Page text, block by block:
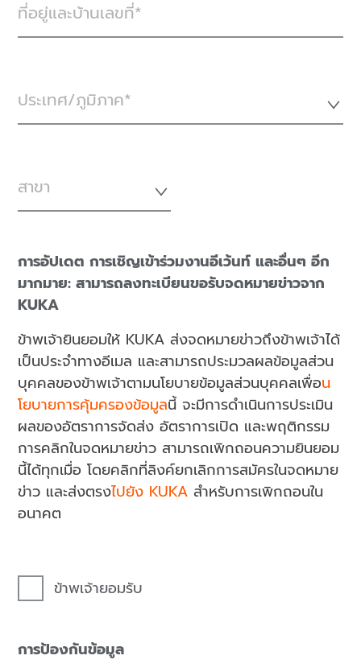
ที่อยู่และบ้านเลขที่
ประเทศ/ภูมิภาค*
สาขา
การอัปเดต การเชิญเข้าร่วมงานอีเว้นท์ และอื่นๆ อีก
มากมาย: สามารถลงทะเบียนขอรับจดหมายข่าวจาก
KUKA
ข้าพเจ้ายินยอมให้ KUKA ส่งจดหมายข่าวถึงข้าพเจ้าได้
เป็นประจำทางอีเมล และสามารถประมวลผลข้อมูลส่วน
บุคคลของข้าพเจ้าตามนโยบายข้อมูลส่วนบุคคลเพื่อน
โยบายการคุ้มครองข้อมูลนี้ จะมีการดำเนินการประเมิน
ผลของอัตราการจัดส่ง อัตราการเปิด และพฤติกรรม
การคลิกในจดหมายข่าว สามารถเพิกถอนความยินยอม
นี้ได้ทุกเมื่อ โดยคลิกที่ลิงค์ยกเลิกการสมัครในจดหมาย
ข่าว และส่งตรงไปยัง KUKA สำหรับการเพิกถอนใน
อนาคต
ข้าพเจ้ายอมรับ
การป้องกันข้อมูล